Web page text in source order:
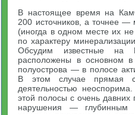
В настоящее время на
200 источников, а точнее —
(иногда в одном месте их
по характеру
Обсудим известные на
расположены в основном
полуострова — в полосе
В этом случае прямая
деятельностью
этой полосы с очень давних
нарушения —